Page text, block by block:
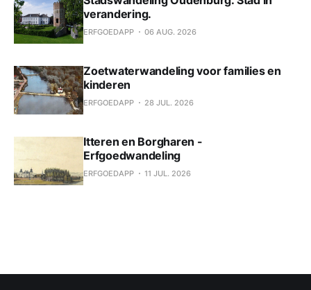
verandering.
ERFGOEDAPP 06 AUG. 2026
Zoetwaterwandeling voor families en
kinderen
ERFGOEDAPP 28 JUL. 2026
Itteren en Borgharen -
Erfgoedwandeling
ERFGOEDAPP 11 JUL. 2026